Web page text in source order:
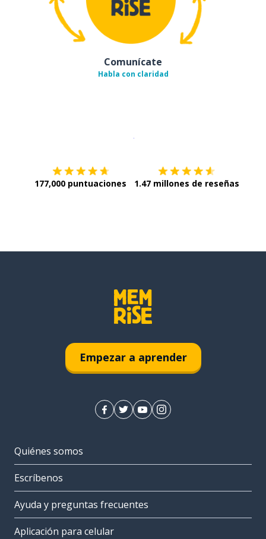
Comunícate
Habla con claridad
177,000 puntuaciones 1.47 millones de reseñas
Empezar a aprender
Quiénes somos
Escríbenos
Ayuda y preguntas frecuentes
Aplicación para celular